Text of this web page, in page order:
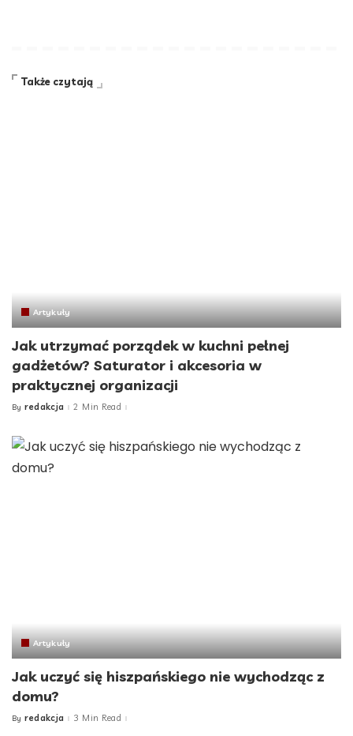
Także czytają
Artykuły
Jak utrzymać porządek w kuchni pełnej
gadżetów? Saturator i akcesoria w
praktycznej organizacji
Posted
By redakcja 2 Min Read
Artykuły
Jak uczyć się hiszpańskiego nie wychodząc z
domu?
Posted
By redakcja 3 Min Read